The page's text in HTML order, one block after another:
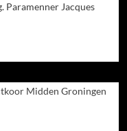
Paramenner Jacques